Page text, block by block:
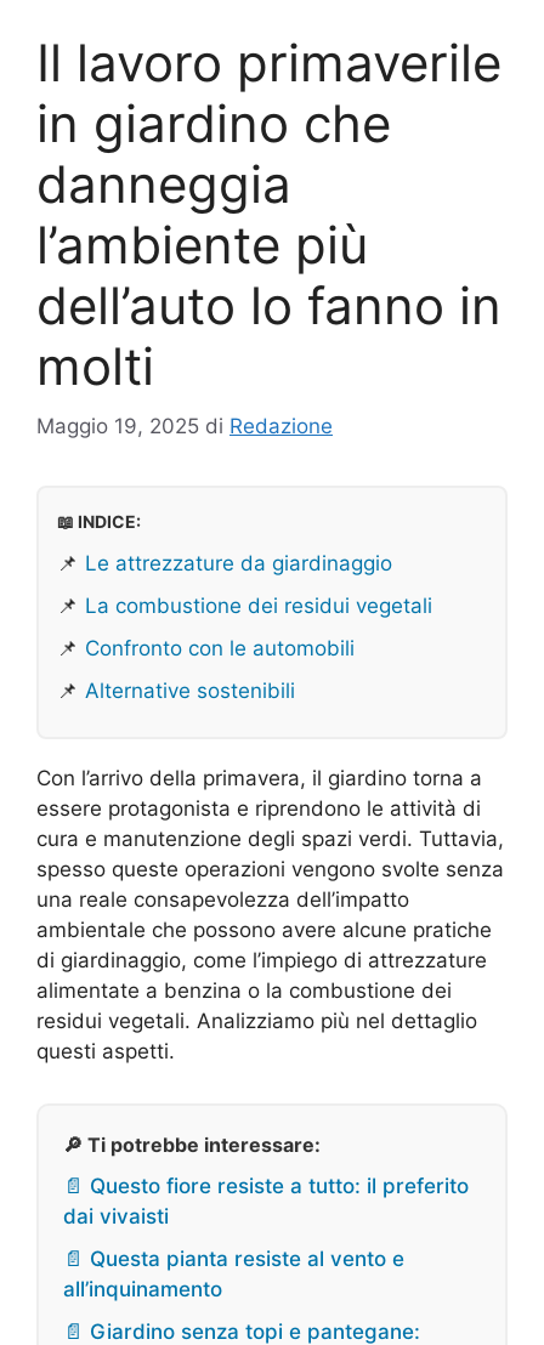
Il lavoro primaverile
in giardino che
danneggia
l’ambiente più
dell’auto lo fanno in
molti
Maggio 19, 2025 di Redazione
📖 INDICE:
📌 Le attrezzature da giardinaggio
📌 La combustione dei residui vegetali
📌 Confronto con le automobili
📌 Alternative sostenibili
Con l’arrivo della primavera, il giardino torna a
essere protagonista e riprendono le attività di
cura e manutenzione degli spazi verdi. Tuttavia,
spesso queste operazioni vengono svolte senza
una reale consapevolezza dell’impatto
ambientale che possono avere alcune pratiche
di giardinaggio, come l’impiego di attrezzature
alimentate a benzina o la combustione dei
residui vegetali. Analizziamo più nel dettaglio
questi aspetti.
🔎 Ti potrebbe interessare:
📄 Questo fiore resiste a tutto: il preferito
dai vivaisti
📄 Questa pianta resiste al vento e
all’inquinamento
📄 Giardino senza topi e pantegane: